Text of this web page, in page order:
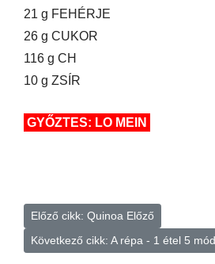
21 g FEHÉRJE
26 g CUKOR
116 g CH
10 g ZSÍR
GYŐZTES: LO MEIN
Előző cikk: Quinoa Előző
Következő cikk: A répa - 1 étel 5